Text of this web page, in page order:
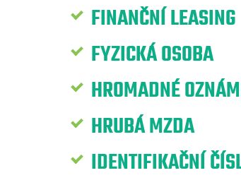
FINANČNÍ LEASING
FYZICKÁ OSOBA
HROMADNÉ
HRUBÁ MZDA
IDENTIFIKAČNÍ